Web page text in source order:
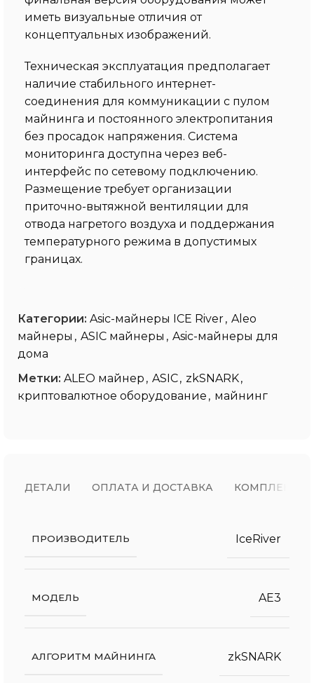
иметь визуальные отличия от
концептуальных изображений.
Техническая эксплуатация предполагает
наличие стабильного интернет-
соединения для коммуникации с пулом
майнинга и постоянного электропитания
без просадок напряжения. Система
мониторинга доступна через веб-
интерфейс по сетевому подключению.
Размещение требует организации
приточно-вытяжной вентиляции для
отвода нагретого воздуха и поддержания
температурного режима в допустимых
границах.
Категории: Asic-майнеры ICE River, Aleo
майнеры , ASIC майнеры , Asic-майнеры для
дома
Метки: ALEO майнер , ASIC, zkSNARK,
криптовалютное оборудование , майнинг
ДЕТАЛИ ОПЛАТА И ДОСТАВКА КОМПЛЕКТ
ПРОИЗВОДИТЕЛЬ IceRiver
МОДЕЛЬ AE3
АЛГОРИТМ МАЙНИНГА zkSNARK